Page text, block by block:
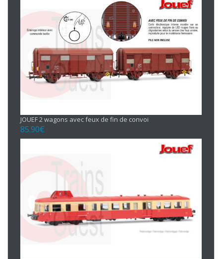
JOUEF 2 wagons avec feux de fin de convoi
85.90€